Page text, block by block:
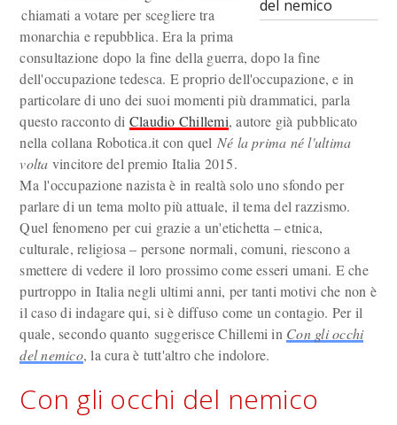
del nemico
chiamati a votare per scegliere tra
monarchia e repubblica. Era la prima
consultazione dopo la fine della guerra, dopo la fine
dell'occupazione tedesca. E proprio dell'occupazione, e in
particolare di uno dei suoi momenti più drammatici, parla
questo racconto di Claudio Chillemi, autore già pubblicato
nella collana Robotica.it con quel Né la prima né l'ultima
volta vincitore del premio Italia 2015.
Ma l'occupazione nazista è in realtà solo uno sfondo per
parlare di un tema molto più attuale, il tema del razzismo.
Quel fenomeno per cui grazie a un'etichetta – etnica,
culturale, religiosa – persone normali, comuni, riescono a
smettere di vedere il loro prossimo come esseri umani. E che
purtroppo in Italia negli ultimi anni, per tanti motivi che non è
il caso di indagare qui, si è diffuso come un contagio. Per il
quale, secondo quanto suggerisce Chillemi in Con gli occhi
del nemico, la cura è tutt'altro che indolore.
Con gli occhi del nemico